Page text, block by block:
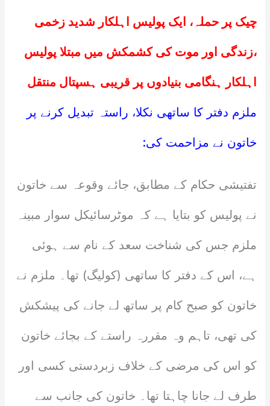
چیک پر حملہ، ایک پولیس اہلکار شدید زخمی
،زندگی اور موت کی کشمکش میں مبتلا پولیس
اہلکار ہنگامی بنیادوں پر قریبی ہسپتال منتقل
ملزم دفتر کا ساتھی نکلا، راستہ تبدیل کرنے پر
خاتون نے مزاحمت کی:
تفتیشی حکام کے مطابق، جائے وقوعہ سے خاتون
نے پولیس کو بتایا ہے کہ موٹرسائیکل سوار مبینہ
ملزم جس کی شناخت سعد کے نام سے ہوئی
ہے، اس کے دفتر کا ساتھی (کولیگ) تھا۔ ملزم نے
خاتون کو صبح کام پر ساتھ لے جانے کی پیشکش
کی تھی، تاہم وہ مقررہ راستے کے بجائے خاتون
کو اس کی مرضی کے خلاف زبردستی کسی اور
طرف لے جانا چاہتا تھا۔ خاتون کی جانب سے